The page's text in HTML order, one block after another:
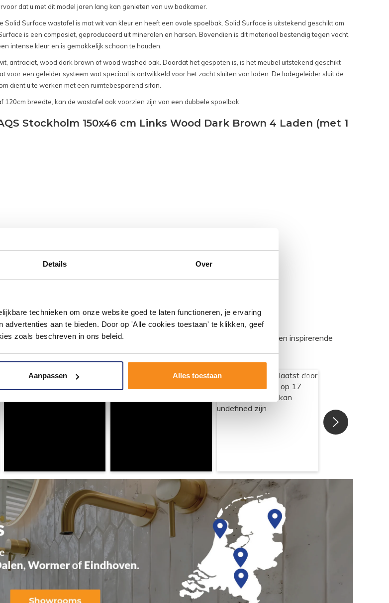
Details Over
technieken om onze website goed te laten functioneren, je ervaring
advertenties aan te bieden. Door op 'Alle cookies toestaan' te klikken, geef
zoals beschreven in ons beleid.
Aanpassen Alles toestaan
dat u met dit model jaren lang kan genieten van uw badkamer.
Surface wastafel is mat wit van kleur en heeft een ovale spoelbak. Solid Surface is uitstekend geschikt om
is een composiet, geproduceerd uit mineralen en harsen. Bovendien is dit materiaal bestendig tegen vocht,
intense kleur en is gemakkelijk schoon te houden.
antraciet, wood dark brown of wood washed oak. Doordat het gespoten is, is het meubel uitstekend geschikt
voor een geleider systeem wat speciaal is ontwikkeld voor het zacht sluiten van laden. De ladegeleider sluit de
dient u te werken met een ruimtebesparend sifon.
breedte, kan de wastafel ook voorzien zijn van een dubbele spoelbak.
Stockholm 150x46 cm Links Wood Dark Brown 4 Laden (met 1
met #mijndroombadkamer en tag @megadumpnl. Samen bouwen we een inspirerende